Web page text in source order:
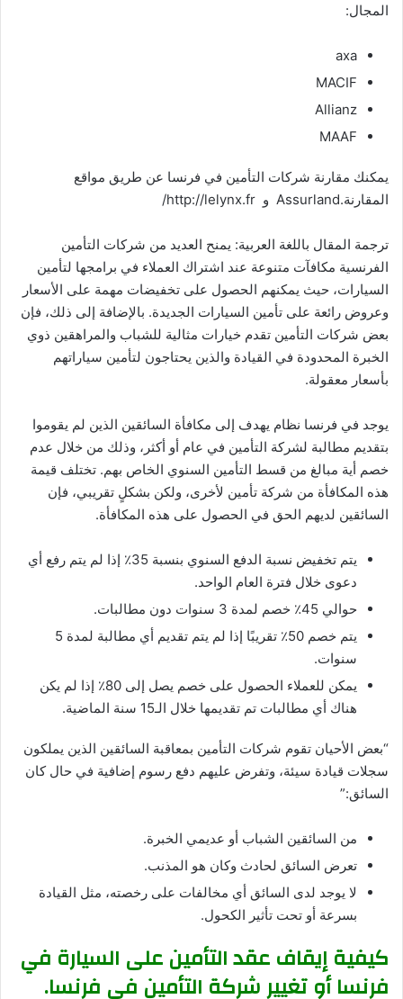
المجال:
axa
MACIF
Allianz
MAAF
يمكنك مقارنة شركات التأمين في فرنسا عن طريق مواقع
المقارنة.Assurland و http://lelynx.fr/
ترجمة المقال باللغة العربية: يمنح العديد من شركات التأمين
الفرنسية مكافآت متنوعة عند اشتراك العملاء في برامجها لتأمين
السيارات، حيث يمكنهم الحصول على تخفيضات مهمة على الأسعار
وعروض رائعة على تأمين السيارات الجديدة. بالإضافة إلى ذلك، فإن
بعض شركات التأمين تقدم خيارات مثالية للشباب والمراهقين ذوي
الخبرة المحدودة في القيادة والذين يحتاجون لتأمين سياراتهم
بأسعار معقولة.
يوجد في فرنسا نظام يهدف إلى مكافأة السائقين الذين لم يقوموا
بتقديم مطالبة لشركة التأمين في عام أو أكثر، وذلك من خلال عدم
خصم أية مبالغ من قسط التأمين السنوي الخاص بهم. تختلف قيمة
هذه المكافأة من شركة تأمين لأخرى، ولكن بشكلٍ تقريبي، فإن
السائقين لديهم الحق في الحصول على هذه المكافأة.
يتم تخفيض نسبة الدفع السنوي بنسبة 35٪ إذا لم يتم رفع أي
دعوى خلال فترة العام الواحد.
حوالي 45٪ خصم لمدة 3 سنوات دون مطالبات.
يتم خصم 50٪ تقريبًا إذا لم يتم تقديم أي مطالبة لمدة 5
سنوات.
يمكن للعملاء الحصول على خصم يصل إلى 80٪ إذا لم يكن
هناك أي مطالبات تم تقديمها خلال الـ15 سنة الماضية.
“بعض الأحيان تقوم شركات التأمين بمعاقبة السائقين الذين يملكون
سجلات قيادة سيئة، وتفرض عليهم دفع رسوم إضافية في حال كان
السائق:”
من السائقين الشباب أو عديمي الخبرة.
تعرض السائق لحادث وكان هو المذنب.
لا يوجد لدى السائق أي مخالفات على رخصته، مثل القيادة
بسرعة أو تحت تأثير الكحول.
كيفية إيقاف عقد التأمين على السيارة في
فرنسا أو تغيير شركة التأمين في فرنسا.